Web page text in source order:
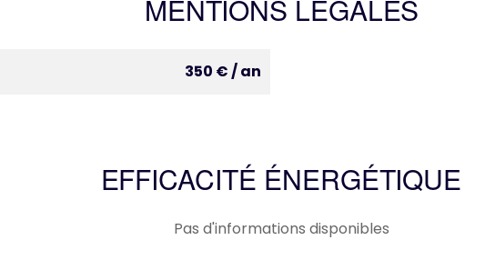
MENTIONS LÉGALES
350 € / an
EFFICACITÉ ÉNERGÉTIQUE
Pas d'informations disponibles